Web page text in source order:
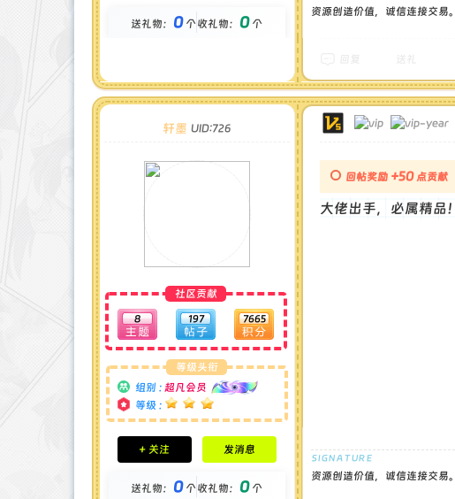
金币 : 0 枚
送礼物： 0个收礼物： 0个
资源创造价值，诚信连接交易。
轩墨 UID:726
社区贡献
8 197 7665
等级头衔
组别 : 超凡会员
等级 :
积分成就
钻石 : 0 颗
金币 : 0 枚
+ 关注 发消息
送礼物： 0个收礼物： 0个
回帖奖励 +50点贡献
大佬出手，必属精品！
资源创造价值，诚信连接交易。